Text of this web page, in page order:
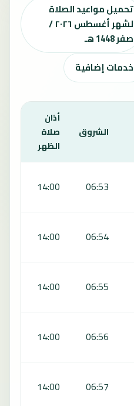
تحميل مواعيد الصلاة
لشهر أغسطس ٢٠٢٦ /
صفر 1448 هـ
خدمات إضافية
الشروق
أذان
صلاة
الظهر
06:53
14:00
06:54
14:00
06:55
14:00
06:56
14:00
06:57
14:00